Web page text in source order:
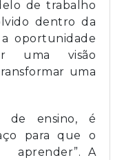
de trabalho
dentro da
oportunidade
uma visão
uma
de ensino, é
para que o
A